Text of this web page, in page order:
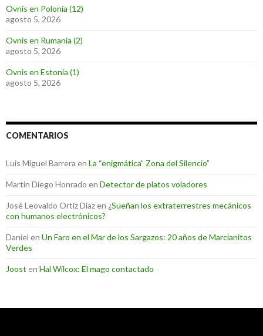
Ovnis en Polonia (12)
agosto 5, 2026
Ovnis en Rumania (2)
agosto 5, 2026
Ovnis en Estonia (1)
agosto 5, 2026
COMENTARIOS
Luis Miguel Barrera en La “enigmática” Zona del Silencio”
Martin Diego Honrado en Detector de platos voladores
José Leovaldo Ortiz Díazen ¿Sueñan los extraterrestres mecánicos
con humanos electrónicos?
Daniel en Un Faro en el Mar de los Sargazos: 20 años de Marcianitos
Verdes
Joost en Hal Wilcox: El mago contactado